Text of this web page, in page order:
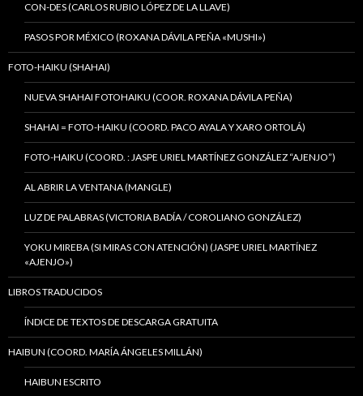
CON-DES (CARLOS RUBIO LÓPEZ DE LA LLAVE)
PASOS POR MÉXICO (ROXANA DÁVILA PEÑA «MUSHI»)
FOTO-HAIKU (SHAHAI)
NUEVA SHAHAI FOTOHAIKU (COOR. ROXANA DÁVILA PEÑA)
SHAHAI = FOTO-HAIKU (COORD. PACO AYALA Y XARO ORTOLÁ)
FOTO-HAIKU (COORD. : JASPE URIEL MARTÍNEZ GONZÁLEZ “AJENJO”)
AL ABRIR LA VENTANA (MANGLE)
LUZ DE PALABRAS (VICTORIA BADÍA / COROLIANO GONZÁLEZ)
YOKU MIREBA (SI MIRAS CON ATENCIÓN) (JASPE URIEL MARTÍNEZ
«AJENJO»)
LIBROS TRADUCIDOS
ÍNDICE DE TEXTOS DE DESCARGA GRATUITA
HAIBUN (COORD. MARÍA ÁNGELES MILLÁN)
HAIBUN ESCRITO